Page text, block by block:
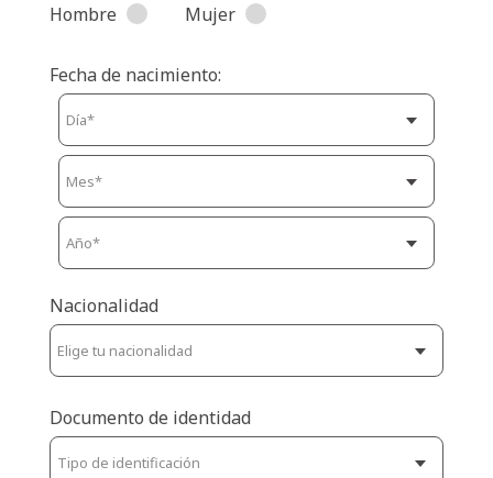
Hombre
Mujer
Fecha de nacimiento:
Nacionalidad
Documento de identidad